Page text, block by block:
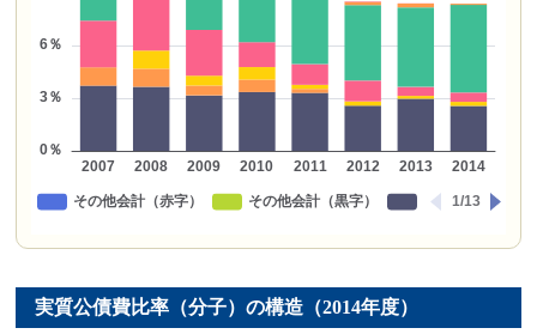
実質公債費比率（分子）の構造（2014年度）